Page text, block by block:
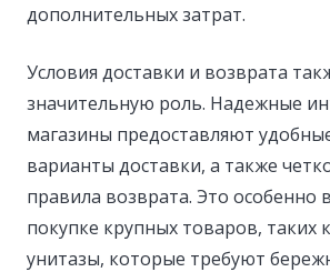
дополнительных затрат.
Условия доставки и возврата
значительную роль. Надежные
магазины предоставляют
варианты доставки, а также
правила возврата. Это особенно
покупке крупных товаров, таких
унитазы, которые требуют